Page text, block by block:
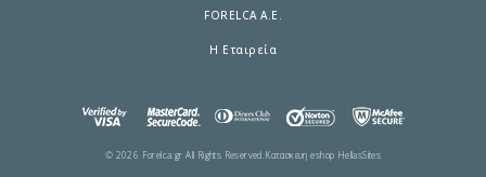
FORELCA A.E.
Η Εταιρεία
© 2026 Forelca.gr All Rights Reserved. Κατασκευη eshop HellasSites